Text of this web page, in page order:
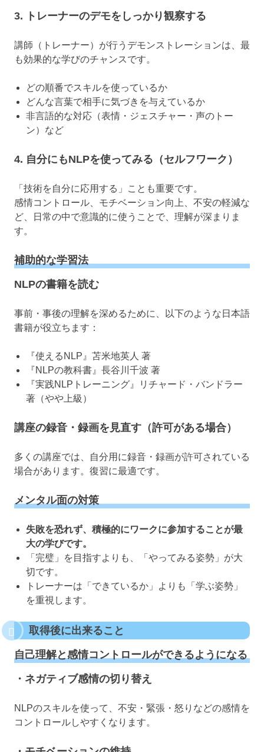
3. トレーナーのデモをしっかり観察する
講師（トレーナー）が行うデモンストレーションは、最
も効果的な学びのチャンスです。
どの順番でスキルを使っているか
どんな言葉で相手に気づきを与えているか
非言語的な対応（表情・ジェスチャー・声のトー
ン）など
4. 自分にもNLPを使ってみる（セルフワーク）
「技術を自分に応用する」ことも重要です。
感情コントロール、モチベーション向上、不安の軽減な
ど、日常の中で意識的に使うことで、理解が深まりま
す。
補助的な学習法
NLPの書籍を読む
事前・事後の理解を深めるために、以下のような日本語
書籍が役立ちます：
『使えるNLP』苫米地英人 著
『NLPの教科書』長谷川千波 著
『実践NLPトレーニング』リチャード・バンドラー
著（やや上級）
講座の録音・録画を見直す（許可がある場合）
多くの講座では、自分用に録音・録画が許可されている
場合があります。復習に最適です。
メンタル面の対策
失敗を恐れず、積極的にワークに参加することが最
大の学びです。
「完璧」を目指すよりも、「やってみる姿勢」が大
切です。
トレーナーは「できているか」よりも「学ぶ姿勢」
を重視します。
取得後に出来ること
自己理解と感情コントロールができるようになる
・ネガティブ感情の切り替え
NLPのスキルを使って、不安・緊張・怒りなどの感情を
コントロールしやすくなります。